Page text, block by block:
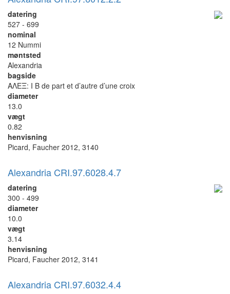
datering
527 - 699
nominal
12 Nummi
møntsted
Alexandria
bagside
ΑΛΕΞ: I B de part et d’autre d’une croix
diameter
13.0
vægt
0.82
henvisning
Picard, Faucher 2012, 3140
Alexandria CRI.97.6028.4.7
datering
300 - 499
diameter
10.0
vægt
3.14
henvisning
Picard, Faucher 2012, 3141
Alexandria CRI.97.6032.4.4